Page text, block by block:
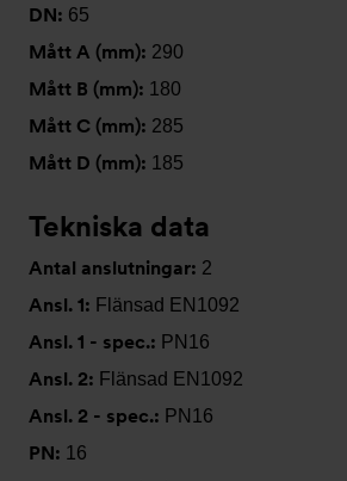
DN: 65
Mått A (mm): 290
Mått B (mm): 180
Mått C (mm): 285
Mått D (mm): 185
Tekniska data
Antal anslutningar: 2
Ansl. 1: Flänsad EN1092
Ansl. 1 - spec.: PN16
Ansl. 2: Flänsad EN1092
Ansl. 2 - spec.: PN16
PN: 16